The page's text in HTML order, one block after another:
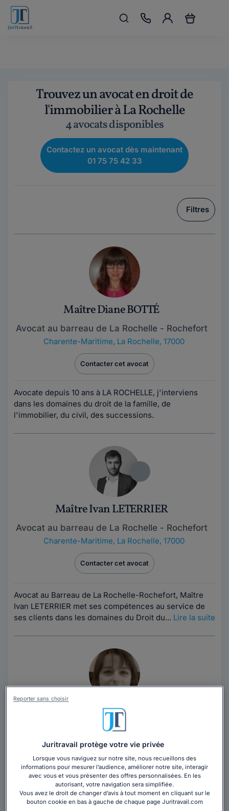
Trouvez un avocat en droit de
l'immobilier à La Rochelle
4 avocats disponibles
Contactez un avocat dès maintenant
01 75 75 42 33
Filtres
Maître Diane BOTTÉ
Avocat au barreau de La Rochelle - Rochefort
Charente-Maritime, La Rochelle, 17000
Contacter cet avocat
Avocate depuis 10 ans à LA ROCHELLE, j'interviens
dans les domaines du droit de la famille, de
l'immobilier, du civil, des successions.
Maître Ivan LETERRIER
Avocat au barreau de La Rochelle - Rochefort
Charente-Maritime, La Rochelle, 17000
Contacter cet avocat
Avocat au Barreau de La Rochelle-Rochefort, Maître
Ivan LETERRIER met ses compétences au service de
ses clients dans les domaines du Droit du... Lire la suite
Maître Karine GARGADENNEC
Avocat au barreau de La Rochelle - Rochefort
Charente-Maritime,La Rochelle, 17000
Contacter cet avocat
Avocate depuis 14 ans j'interviens essentiellement en
droit de la famille (divorce, séparation, liquidation de
Juritravail protège votre vie privée
Lorsque vous naviguez sur notre site, nous recueillons des
informations pour mesurer l’audience, améliorer notre site, interagir
avec vous et vous présenter des offres personnalisées. En les
autorisant, votre navigation sera simplifiée.
Vous avez le droit de changer d’avis à tout moment en cliquant sur le
bouton cookie en bas à gauche de chaque page Juritravail.com
Reporter sans choisir